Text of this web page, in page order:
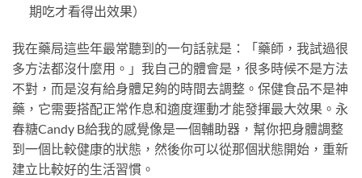
期吃才看得出效果）
我在藥局這些年最常聽到的一句話就是：「藥師，我試過很
多方法都沒什麼用。」我自己的體會是，很多時候不是方法
不對，而是沒有給身體足夠的時間去調整。保健食品不是神
藥，它需要搭配正常作息和適度運動才能發揮最大效果。永
春糖Candy B給我的感覺像是一個輔助器，幫你把身體調整
到一個比較健康的狀態，然後你可以從那個狀態開始，重新
建立比較好的生活習慣。